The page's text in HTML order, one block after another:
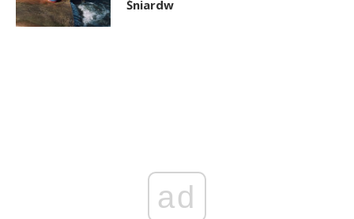
Śniardw
ad